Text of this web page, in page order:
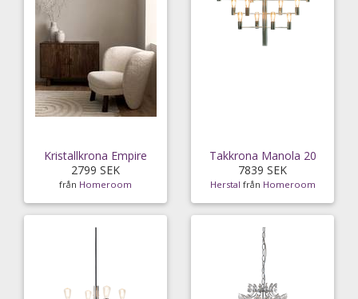
Kristallkrona Empire
2799 SEK
från Homeroom
Takkrona Manola 20
7839 SEK
Herstal från Homeroom